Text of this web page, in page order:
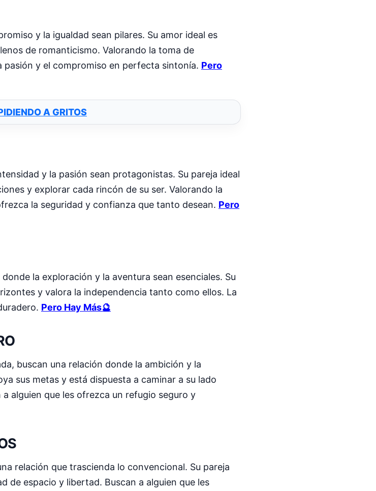
y la igualdad sean pilares. Su amor ideal es
de romanticismo. Valorando la toma de
pasión y el compromiso en perfecta sintonía. Pero
A GRITOS
y la pasión sean protagonistas. Su pareja ideal
y explorar cada rincón de su ser. Valorando la
la seguridad y confianza que tanto desean. Pero
la exploración y la aventura sean esenciales. Su
y valora la independencia tanto como ellos. La
Pero Hay Más🔮
buscan una relación donde la ambición y la
sus metas y está dispuesta a caminar a su lado
alguien que les ofrezca un refugio seguro y
relación que trascienda lo convencional. Su pareja
de espacio y libertad. Buscan a alguien que les